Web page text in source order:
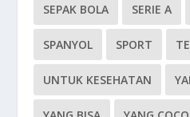
SEPAK BOLA SERIE A
SPANYOL SPORT
UNTUK KESEHATAN